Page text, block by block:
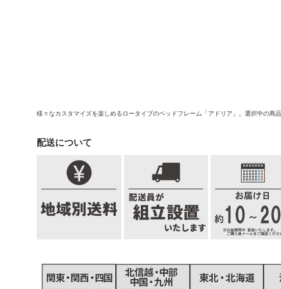
様々なカスタマイズを楽しめるロータイプのベッドフレーム「アドリア」。選択中の商
配送について